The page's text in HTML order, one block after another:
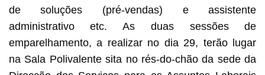
de soluções (pré-vendas) e assistente
administrativo etc. As duas sessões de
emparelhamento, a realizar no dia 29, terão lugar
na Sala Polivalente sita no rés-do-chão da sede da